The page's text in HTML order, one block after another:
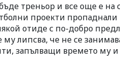
треньор и все още е
проекти
отиде с по-добро
му липсва, че не се
запълващи времето му и